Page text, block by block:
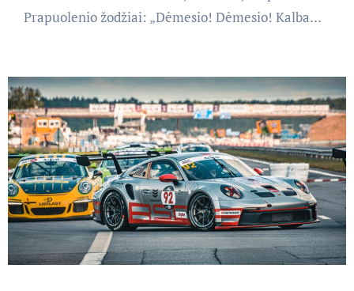
Prapuolenio žodžiai: „Dėmesio! Dėmesio! Kalba…